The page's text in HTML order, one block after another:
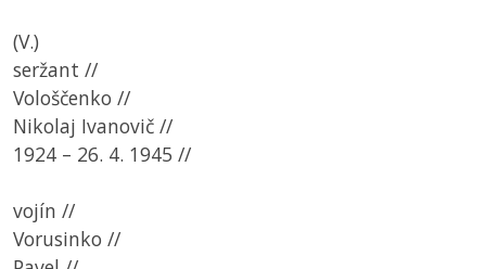
(V.)
seržant //
Vološčenko //
Nikolaj Ivanovič //
1924 – 26. 4. 1945 //
vojín //
Vorusinko //